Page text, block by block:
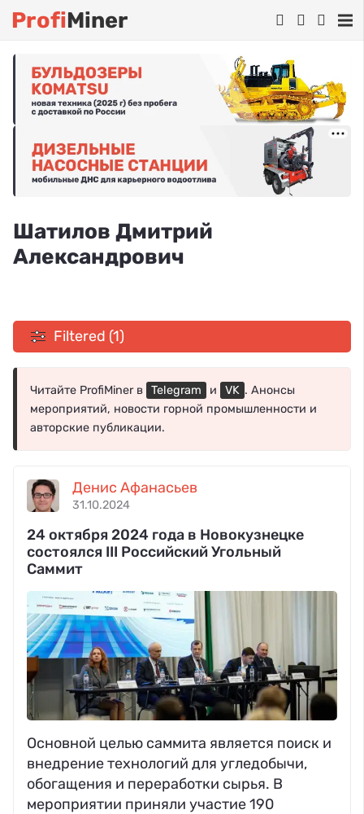
ProfiMiner
Шатилов Дмитрий
Александрович
Filtered (1)
Читайте ProfiMiner в Telegram и VK . Анонсы
мероприятий, новости горной промышленности и
авторские публикации.
Денис Афанасьев
31.10.2024
24 октября 2024 года в Новокузнецке
состоялся III Российский Угольный
Саммит
Основной целью саммита является поиск и
внедрение технологий для угледобычи,
обогащения и переработки сырья. В
мероприятии приняли участие 190